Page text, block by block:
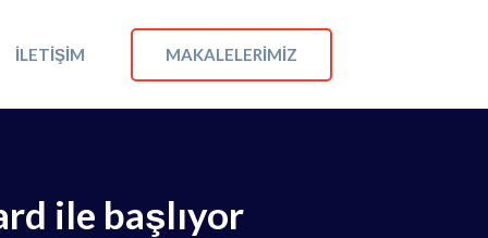
İLETIŞIM MAKALELERIMIZ
ile başlıyor